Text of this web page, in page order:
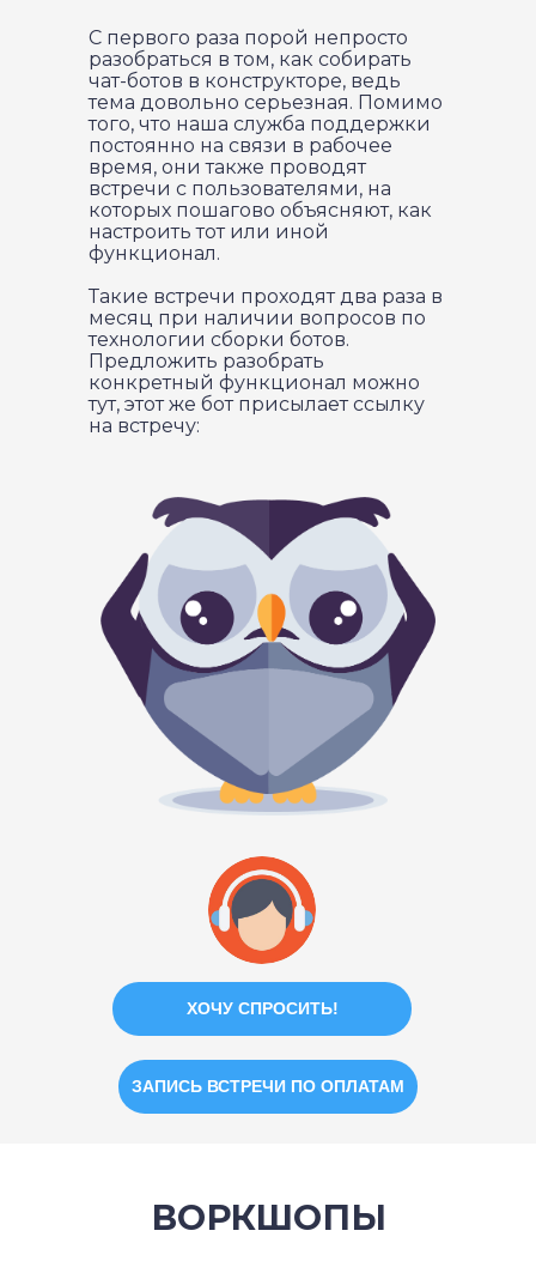
С первого раза порой непросто
разобраться в том, как собирать
чат-ботов в конструкторе, ведь
тема довольно серьезная. Помимо
того, что наша служба поддержки
постоянно на связи в рабочее
время, они также проводят
встречи с пользователями, на
которых пошагово объясняют, как
настроить тот или иной
функционал.
Такие встречи проходят два раза в
месяц при наличии вопросов по
технологии сборки ботов.
Предложить разобрать
конкретный функционал можно
тут, этот же бот присылает ссылку
на встречу:
ХОЧУ СПРОСИТЬ!
ЗАПИСЬ ВСТРЕЧИ ПО ОПЛАТАМ
ВОРКШОПЫ